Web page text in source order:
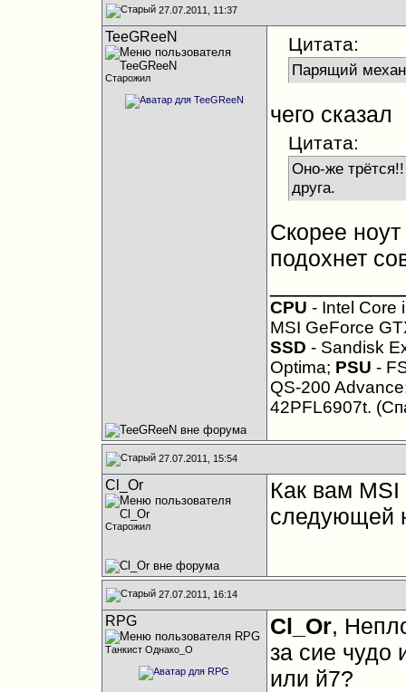
27.07.2011, 11:37
TeeGReeN
Старожил
Цитата:
Парящий
чего сказал
Цитата:
Оно-же трётся!!
друга.
Скорее
подохнет
CPU - Intel Core
MSI GeForce
SSD - Sandisk
Optima; PSU -
QS-200
42PFL6907t.
27.07.2011, 15:54
Cl_Or
Старожил
Как вам
следующей
27.07.2011, 16:14
RPG
Танкист Однако_О
Cl_Or,
за сие чудо
или й7?